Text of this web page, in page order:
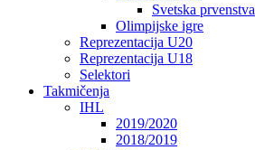
Svetska prvenstva
Olimpijske igre
Reprezentacija U20
Reprezentacija U18
Selektori
Takmičenja
IHL
2019/2020
2018/2019